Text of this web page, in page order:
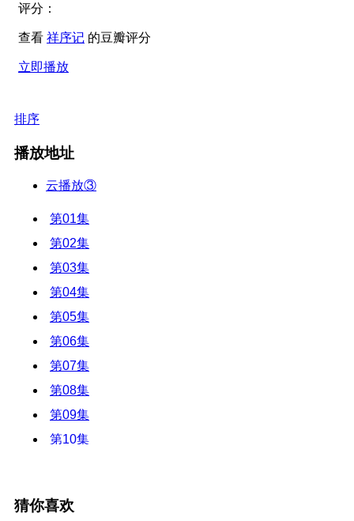
评分：
查看 祥序记 的豆瓣评分
立即播放
排序
播放地址
云播放③
第01集
第02集
第03集
第04集
第05集
第06集
第07集
第08集
第09集
第10集
第13集
猜你喜欢